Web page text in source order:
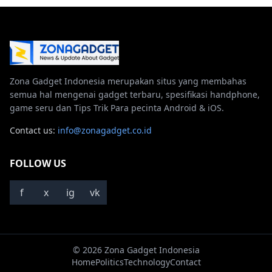
Zona Gadget Indonesia merupakan situs yang membahas
semua hal mengenai gadget terbaru, spesifikasi handphone,
game seru dan Tips Trik Para pecinta Android & iOS.
Contact us: info@zonagadget.co.id
FOLLOW US
f x ig vk
© 2026 Zona Gadget Indonesia
HomePoliticsTechnologyContact